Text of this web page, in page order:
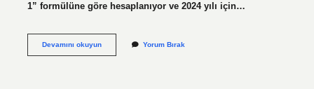
1” formülüne göre hesaplanıyor ve 2024 yılı için…
Devamını okuyunKıdem
Yorum Bırak